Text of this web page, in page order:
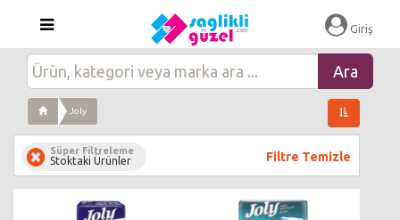
Giriş
Joly
Süper Filtreleme
Stoktaki Ürünler Filtre Temizle